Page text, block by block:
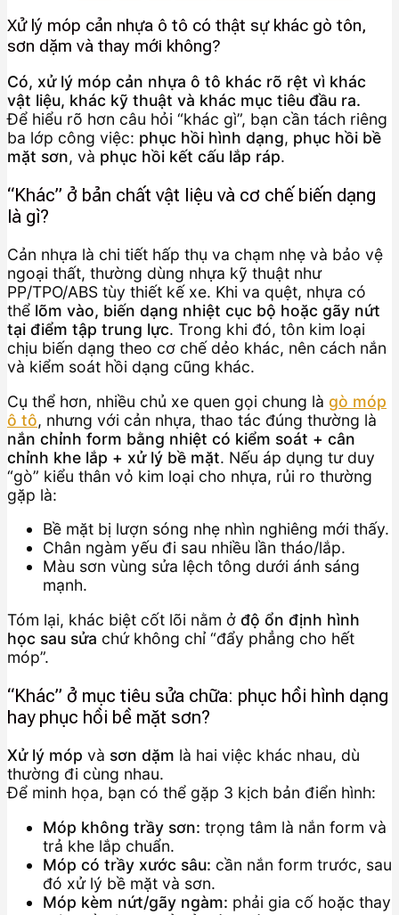
Xử lý móp cản nhựa ô tô có thật sự khác gò tôn,
sơn dặm và thay mới không?
Có, xử lý móp cản nhựa ô tô khác rõ rệt vì khác
vật liệu, khác kỹ thuật và khác mục tiêu đầu ra.
Để hiểu rõ hơn câu hỏi “khác gì”, bạn cần tách riêng
ba lớp công việc: phục hồi hình dạng, phục hồi bề
mặt sơn, và phục hồi kết cấu lắp ráp.
“Khác” ở bản chất vật liệu và cơ chế biến dạng
là gì?
Cản nhựa là chi tiết hấp thụ va chạm nhẹ và bảo vệ
ngoại thất, thường dùng nhựa kỹ thuật như
PP/TPO/ABS tùy thiết kế xe. Khi va quệt, nhựa có
thể lõm vào, biến dạng nhiệt cục bộ hoặc gãy nứt
tại điểm tập trung lực. Trong khi đó, tôn kim loại
chịu biến dạng theo cơ chế dẻo khác, nên cách nắn
và kiểm soát hồi dạng cũng khác.
Cụ thể hơn, nhiều chủ xe quen gọi chung là gò móp
ô tô, nhưng với cản nhựa, thao tác đúng thường là
nắn chỉnh form bằng nhiệt có kiểm soát + cân
chỉnh khe lắp + xử lý bề mặt. Nếu áp dụng tư duy
“gò” kiểu thân vỏ kim loại cho nhựa, rủi ro thường
gặp là:
Bề mặt bị lượn sóng nhẹ nhìn nghiêng mới thấy.
Chân ngàm yếu đi sau nhiều lần tháo/lắp.
Màu sơn vùng sửa lệch tông dưới ánh sáng
mạnh.
Tóm lại, khác biệt cốt lõi nằm ở độ ổn định hình
học sau sửa chứ không chỉ “đẩy phẳng cho hết
móp”.
“Khác” ở mục tiêu sửa chữa: phục hồi hình dạng
hay phục hồi bề mặt sơn?
Xử lý móp và sơn dặm là hai việc khác nhau, dù
thường đi cùng nhau.
Để minh họa, bạn có thể gặp 3 kịch bản điển hình:
Móp không trầy sơn: trọng tâm là nắn form và
trả khe lắp chuẩn.
Móp có trầy xước sâu: cần nắn form trước, sau
đó xử lý bề mặt và sơn.
Móp kèm nứt/gãy ngàm: phải gia cố hoặc thay